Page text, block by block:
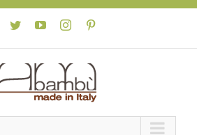
Facebook
TwitterYouTubeInstagram